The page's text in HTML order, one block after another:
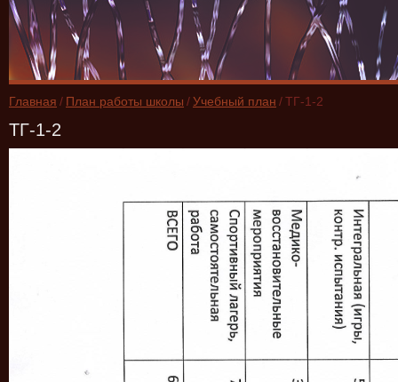
Главная / План работы школы /Учебный план /ТГ-1-2
ТГ-1-2